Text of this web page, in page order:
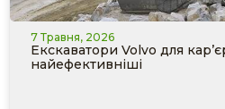
7 Травня, 2026
Екскаватори Volvo для
найефективніші